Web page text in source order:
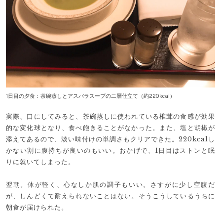
1日目の夕食：茶碗蒸しとアスパラスープの二層仕立て（約220kcal）
実際、口にしてみると、茶碗蒸しに使われている椎茸の食感が効果
的な変化球となり、食べ飽きることがなかった。また、塩と胡椒が
添えてあるので、淡い味付けの単調さもクリアできた。220kcalし
かない割に腹持ちが良いのもいい。おかげで、1日目はストンと眠
りに就いてしまった。
翌朝。体が軽く、心なしか肌の調子もいい。さすがに少し空腹だ
が、しんどくて耐えられないことはない。そうこうしているうちに
朝食が届けられた。